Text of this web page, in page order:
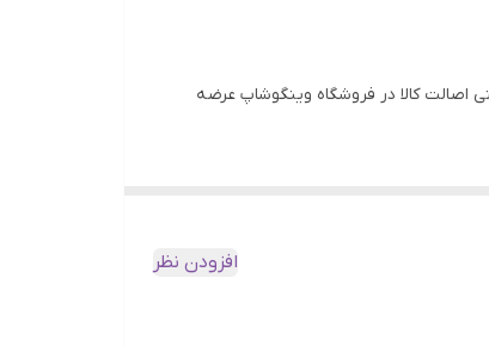
اصالت کالا در فروشگاه وینگوشاپ عرضه
افزودن نظر